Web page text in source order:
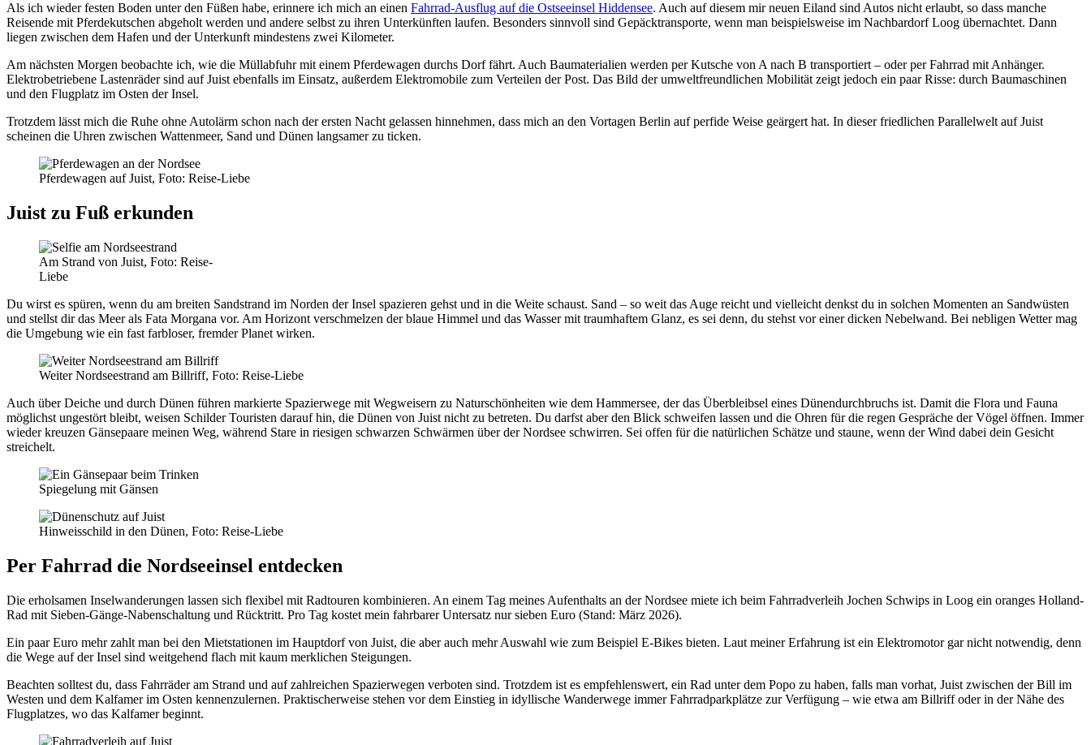
Als ich wieder festen Boden unter den Füßen habe, erinnere ich mich an einen Fahrrad-Ausflug auf die Ostseeinsel Hiddensee. Auch auf diesem mir neuen Eiland sind Autos nicht erlaubt, so dass manche
Reisende mit Pferdekutschen abgeholt werden und andere selbst zu ihren Unterkünften laufen. Besonders sinnvoll sind Gepäcktransporte, wenn man beispielsweise im Nachbardorf Loog übernachtet. Dann
liegen zwischen dem Hafen und der Unterkunft mindestens zwei Kilometer.
Am nächsten Morgen beobachte ich, wie die Müllabfuhr mit einem Pferdewagen durchs Dorf fährt. Auch Baumaterialien werden per Kutsche von A nach B transportiert – oder per Fahrrad mit Anhänger.
Elektrobetriebene Lastenräder sind auf Juist ebenfalls im Einsatz, außerdem Elektromobile zum Verteilen der Post. Das Bild der umweltfreundlichen Mobilität zeigt jedoch ein paar Risse: durch Baumaschinen
und den Flugplatz im Osten der Insel.
Trotzdem lässt mich die Ruhe ohne Autolärm schon nach der ersten Nacht gelassen hinnehmen, dass mich an den Vortagen Berlin auf perfide Weise geärgert hat. In dieser friedlichen Parallelwelt auf Juist
scheinen die Uhren zwischen Wattenmeer, Sand und Dünen langsamer zu ticken.
Pferdewagen auf Juist, Foto: Reise-Liebe
Juist zu Fuß erkunden
Am Strand von Juist, Foto: Reise-
Liebe
Du wirst es spüren, wenn du am breiten Sandstrand im Norden der Insel spazieren gehst und in die Weite schaust. Sand – so weit das Auge reicht und vielleicht denkst du in solchen Momenten an Sandwüsten
und stellst dir das Meer als Fata Morgana vor. Am Horizont verschmelzen der blaue Himmel und das Wasser mit traumhaftem Glanz, es sei denn, du stehst vor einer dicken Nebelwand. Bei nebligen Wetter mag
die Umgebung wie ein fast farbloser, fremder Planet wirken.
Weiter Nordseestrand am Billriff, Foto: Reise-Liebe
Auch über Deiche und durch Dünen führen markierte Spazierwege mit Wegweisern zu Naturschönheiten wie dem Hammersee, der das Überbleibsel eines Dünendurchbruchs ist. Damit die Flora und Fauna
möglichst ungestört bleibt, weisen Schilder Touristen darauf hin, die Dünen von Juist nicht zu betreten. Du darfst aber den Blick schweifen lassen und die Ohren für die regen Gespräche der Vögel öffnen. Immer
wieder kreuzen Gänsepaare meinen Weg, während Stare in riesigen schwarzen Schwärmen über der Nordsee schwirren. Sei offen für die natürlichen Schätze und staune, wenn der Wind dabei dein Gesicht
streichelt.
Spiegelung mit Gänsen
Hinweisschild in den Dünen, Foto: Reise-Liebe
Per Fahrrad die Nordseeinsel entdecken
Die erholsamen Inselwanderungen lassen sich flexibel mit Radtouren kombinieren. An einem Tag meines Aufenthalts an der Nordsee miete ich beim Fahrradverleih Jochen Schwips in Loog ein oranges Holland-
Rad mit Sieben-Gänge-Nabenschaltung und Rücktritt. Pro Tag kostet mein fahrbarer Untersatz nur sieben Euro (Stand: März 2026).
Ein paar Euro mehr zahlt man bei den Mietstationen im Hauptdorf von Juist, die aber auch mehr Auswahl wie zum Beispiel E-Bikes bieten. Laut meiner Erfahrung ist ein Elektromotor gar nicht notwendig, denn
die Wege auf der Insel sind weitgehend flach mit kaum merklichen Steigungen.
Beachten solltest du, dass Fahrräder am Strand und auf zahlreichen Spazierwegen verboten sind. Trotzdem ist es empfehlenswert, ein Rad unter dem Popo zu haben, falls man vorhat, Juist zwischen der Bill im
Westen und dem Kalfamer im Osten kennenzulernen. Praktischerweise stehen vor dem Einstieg in idyllische Wanderwege immer Fahrradparkplätze zur Verfügung – wie etwa am Billriff oder in der Nähe des
Flugplatzes, wo das Kalfamer beginnt.